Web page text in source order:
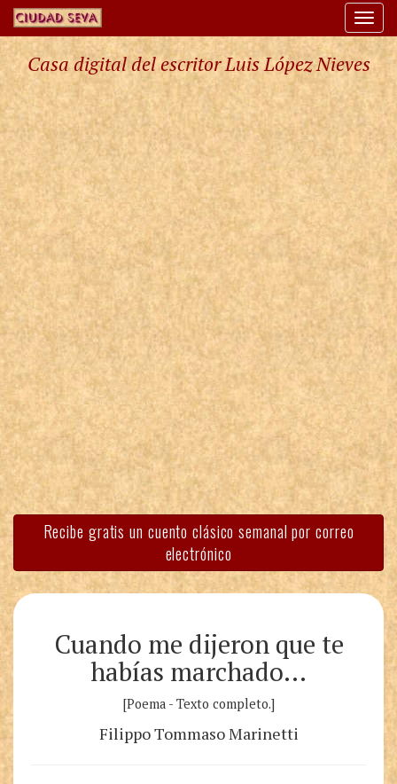
Casa digital del escritor Luis López Nieves
Recibe gratis un cuento clásico semanal por correo
electrónico
Cuando me dijeron que te
habías marchado…
[Poema - Texto completo.]
Filippo Tommaso Marinetti